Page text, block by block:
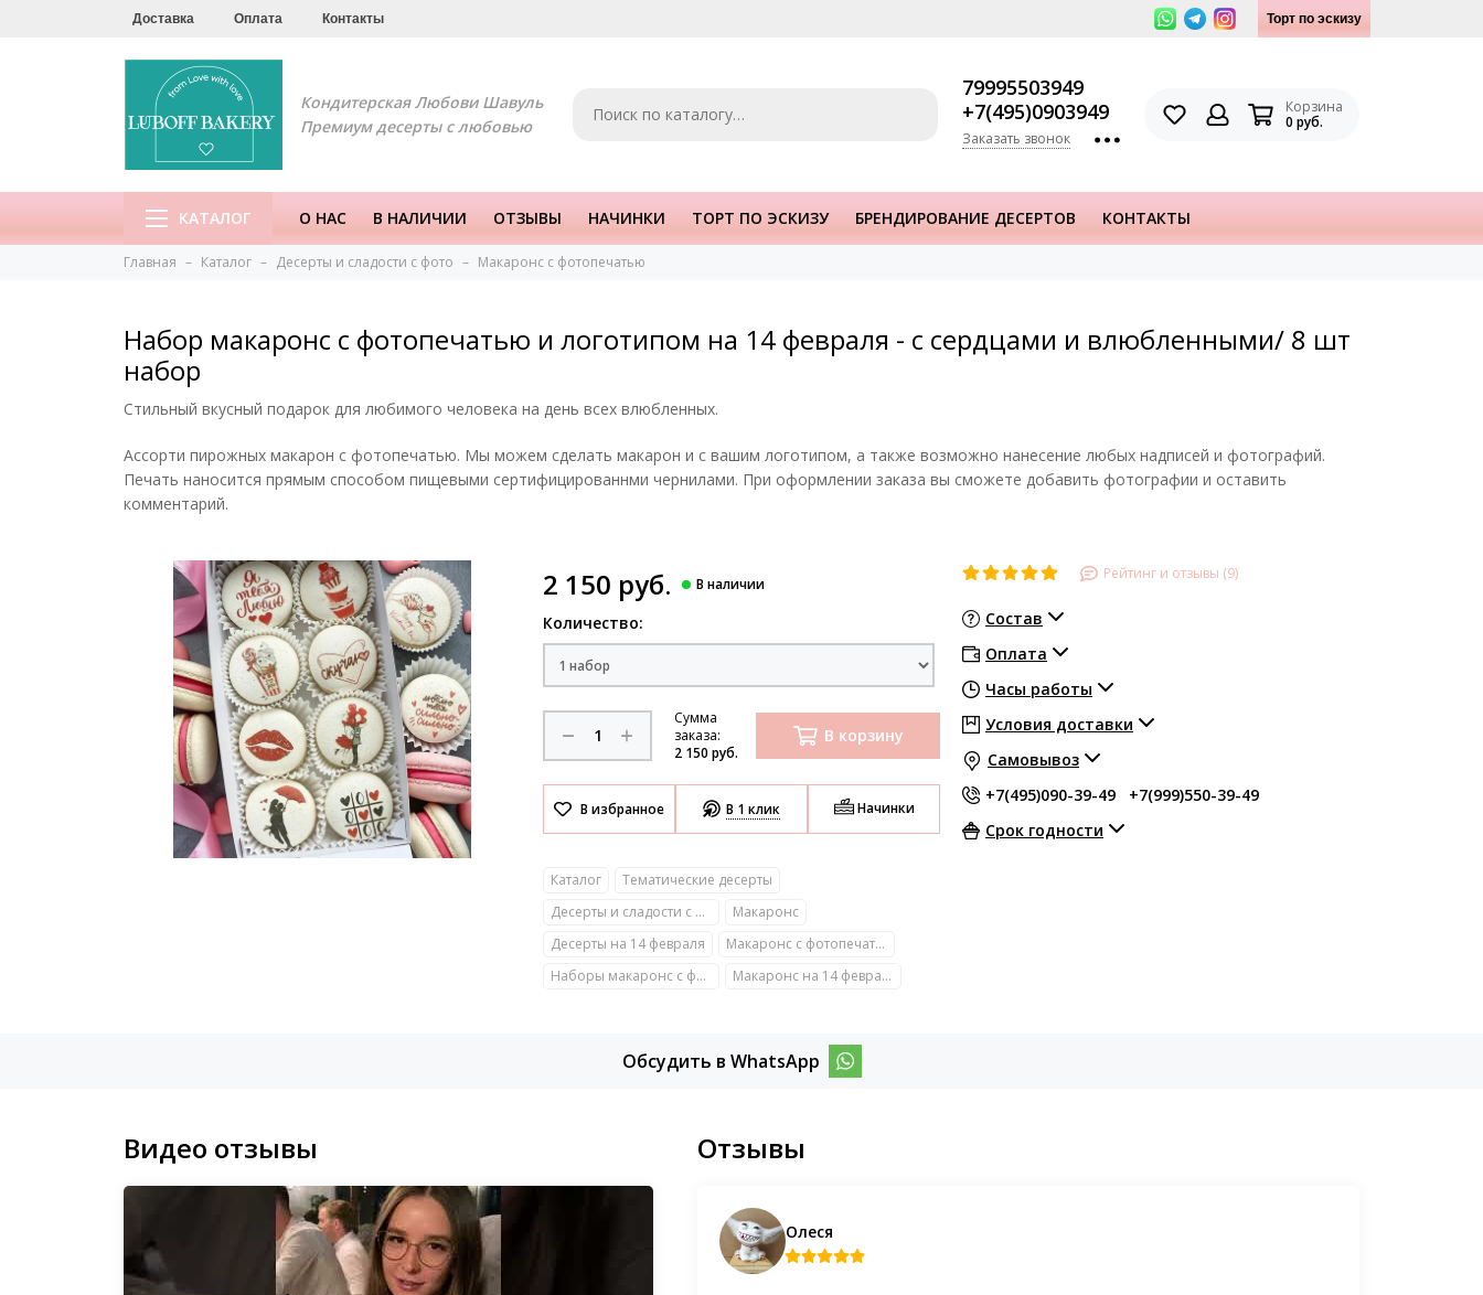
Торт по эскизу
Доставка Оплата Контакты
Кондитерская Любови Шавуль
Премиум десерты с любовью
79995503949
+7(495)0903949
Заказать звонок
Корзина
0 руб.
КАТАЛОГ О НАС В НАЛИЧИИ ОТЗЫВЫ НАЧИНКИ ТОРТ ПО ЭСКИЗУ БРЕНДИРОВАНИЕ ДЕСЕРТОВ КОНТАКТЫ
Главная Каталог Десерты и сладости с фото Макаронс с фотопечатью
Набор макаронс с фотопечатью и логотипом на 14 февраля - с сердцами и влюбленными/ 8 шт
набор
Стильный вкусный подарок для любимого человека на день всех влюбленных.
Ассорти пирожных макарон с фотопечатью. Мы можем сделать макарон и с вашим логотипом, а также возможно нанесение любых надписей и фотографий.
Печать наносится прямым способом пищевыми сертифицированнми чернилами. При оформлении заказа вы сможете добавить фотографии и оставить
комментарий.
2 150 руб.
Количество:
Сумма
заказа:
2 150 руб.
В корзину
В 1 клик Начинки
Каталог
Тематические десерты
Десерты и сладости с фото
Макаронс
Десерты на 14 февраля
Макаронс с фотопечатью
Наборы макаронс с фотопечатью
Макаронс на 14 февраля
Рейтинг и отзывы (9)
Состав
Оплата
Часы работы
Условия доставки
Самовывоз
+7(495)090-39-49
+7(999)550-39-49
Срок годности
Обсудить в WhatsApp
Видео отзывы Отзывы
Олеся